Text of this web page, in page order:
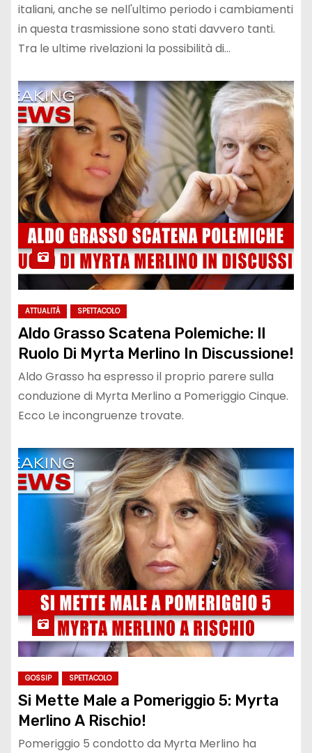
italiani, anche se nell'ultimo periodo i cambiamenti
in questa trasmissione sono stati davvero tanti.
Tra le ultime rivelazioni la possibilità di…
ATTUALITÀ SPETTACOLO
Aldo Grasso Scatena Polemiche: Il
Ruolo Di Myrta Merlino In Discussione!
Aldo Grasso ha espresso il proprio parere sulla
conduzione di Myrta Merlino a Pomeriggio Cinque.
Ecco Le incongruenze trovate.
GOSSIP SPETTACOLO
Si Mette Male a Pomeriggio 5: Myrta
Merlino A Rischio!
Pomeriggio 5 condotto da Myrta Merlino ha